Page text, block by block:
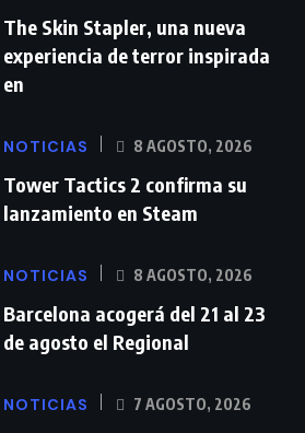
The Skin Stapler, una nueva
experiencia de terror inspirada
en
NOTICIAS 8 AGOSTO, 2026
Tower Tactics 2 confirma su
lanzamiento en Steam
NOTICIAS 8 AGOSTO, 2026
Barcelona acogerá del 21 al 23
de agosto el Regional
NOTICIAS 7 AGOSTO, 2026